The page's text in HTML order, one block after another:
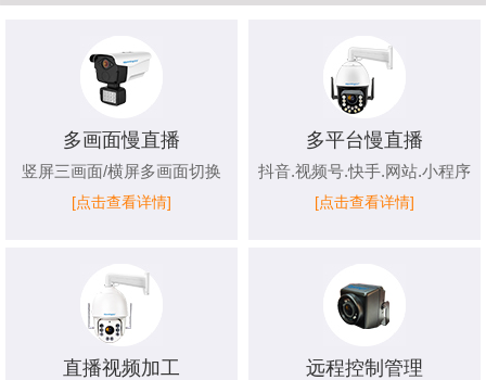
多画面慢直播
竖屏三画面/横屏多画面切换
[点击查看详情]
多平台慢直播
抖音.视频号.快手.网站.小程序
[点击查看详情]
直播视频加工 远程控制管理